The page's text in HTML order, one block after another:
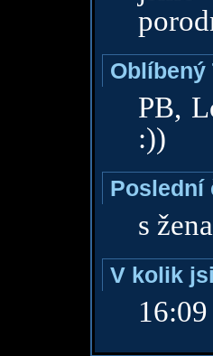
Oblíbený
PB,
:))
Poslední
s
V kolik
16:09